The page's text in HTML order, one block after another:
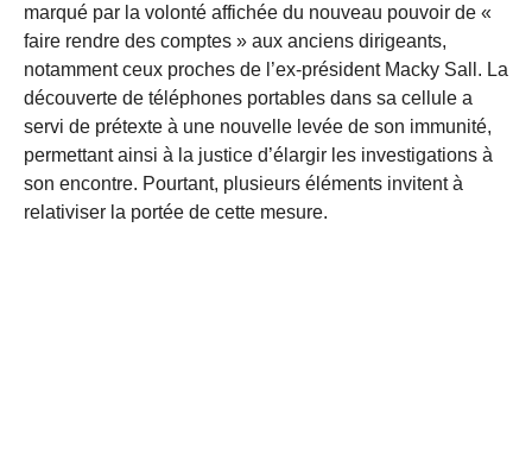
marqué par la volonté affichée du nouveau pouvoir de «
faire rendre des comptes » aux anciens dirigeants,
notamment ceux proches de l’ex-président Macky Sall. La
découverte de téléphones portables dans sa cellule a
servi de prétexte à une nouvelle levée de son immunité,
permettant ainsi à la justice d’élargir les investigations à
son encontre. Pourtant, plusieurs éléments invitent à
relativiser la portée de cette mesure.